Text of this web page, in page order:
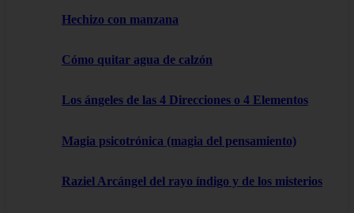
Hechizo con manzana
Cómo quitar agua de calzón
Los ángeles de las 4 Direcciones o 4 Elementos
Magia psicotrónica (magia del pensamiento)
Raziel Arcángel del rayo índigo y de los misterios